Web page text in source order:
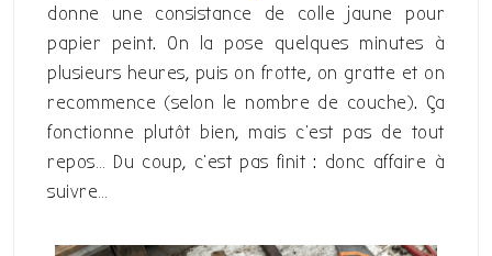
donne une consistance de colle jaune pour
papier peint. On la pose quelques minutes à
plusieurs heures, puis on frotte, on gratte et on
recommence (selon le nombre de couche). Ça
fonctionne plutôt bien, mais c’est pas de tout
repos… Du coup, c’est pas finit : donc affaire à
suivre…